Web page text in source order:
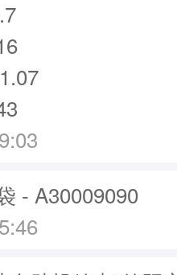
- A30009090